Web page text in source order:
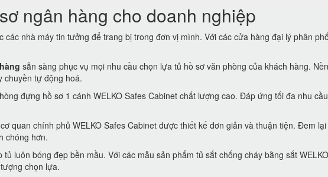
ngân hàng cho doanh nghiệp
các nhà máy tin tưởng để trang bị trong đơn vị mình. Với các cửa hàng đại lý phân
sẵn sàng phục vụ mọi nhu cầu chọn lựa tủ hồ sơ văn phòng của khách hàng.
chuyền tự động hoá.
đựng hồ sơ 1 cánh WELKO Safes Cabinet chất lượng cao. Đáp ứng tối đa nhu
cơ quan chính phủ WELKO Safes Cabinet được thiết kế đơn giản và thuận tiện. Đem lại
chóng hơn.
luôn bóng đẹp bền mầu. Với các mẫu sản phẩm tủ sắt chống cháy bằng sắt
chọn lựa.